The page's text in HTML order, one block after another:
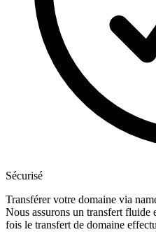
Sécurisé
Transférer votre domaine via
Nous assurons un transfert fluide
fois le transfert de domaine